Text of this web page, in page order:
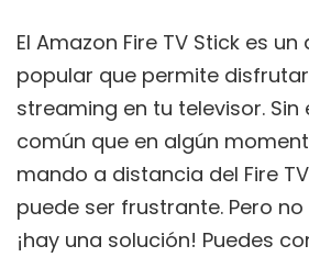
El Amazon Fire TV Stick es
popular que permite
streaming en tu televisor. Sin
común que en algún
mando a distancia del Fire
puede ser frustrante. Pero
¡hay una solución! Puedes